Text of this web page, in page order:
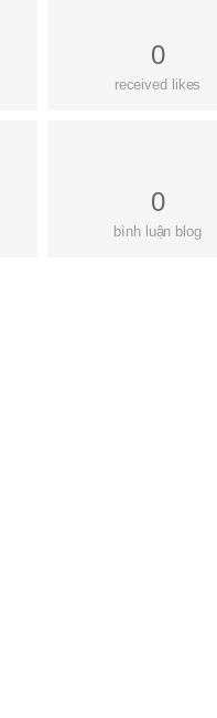
0
received likes
0
bình luận blog